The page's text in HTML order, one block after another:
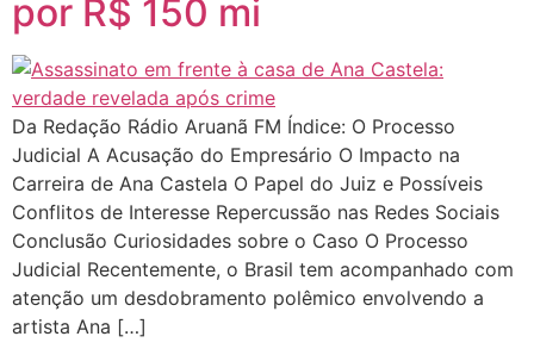
por R$ 150 mi
Da Redação Rádio Aruanã FM Índice: O Processo
Judicial A Acusação do Empresário O Impacto na
Carreira de Ana Castela O Papel do Juiz e Possíveis
Conflitos de Interesse Repercussão nas Redes Sociais
Conclusão Curiosidades sobre o Caso O Processo
Judicial Recentemente, o Brasil tem acompanhado com
atenção um desdobramento polêmico envolvendo a
artista Ana […]